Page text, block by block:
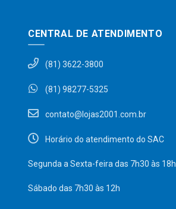
CENTRAL DE ATENDIMENTO
(81) 3622-3800
(81) 98277-5325
contato@lojas2001.com.br
Horário do atendimento do SAC
Segunda a Sexta-feira das 7h30 às 18h
Sábado das 7h30 às 12h